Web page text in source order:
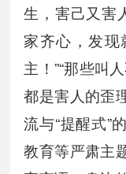
生，害己又害
家齐心，发
主！”“那些叫
都是害人的歪
流与“提醒式”
教育等严肃主